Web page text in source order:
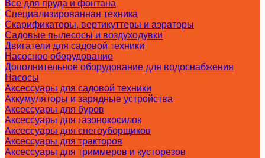
Все для пруда и фонтана
Специализированная техника
Скарификаторы, вертикуттеры и аэраторы
Садовые пылесосы и воздуходувки
Двигатели для садовой техники
Насосное оборудование
Дополнительное оборудование для водоснабжения
Насосы
Аксессуары для садовой техники
Аккумуляторы и зарядные устройства
Аксессуары для буров
Аксессуары для газонокосилок
Аксессуары для снегоуборщиков
Аксессуары для тракторов
Аксессуары для триммеров и кусторезов